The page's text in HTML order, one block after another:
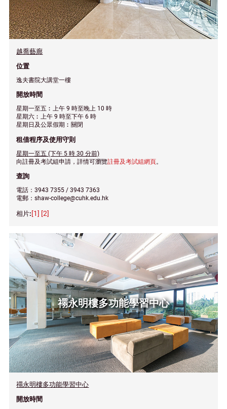
越喬藝廊
位置
逸夫書院大講堂一樓
開放時間
星期一至五︰上午 9 時至晚上 10 時
星期六︰上午 9 時至下午 6 時
星期日及公眾假期︰關閉
租借程序及使用守則
星期一至五 (下午 5 時 30 分前)
向註冊及考試組申請，詳情可瀏覽註冊及考試組網頁。
查詢
電話：3943 7355 / 3943 7363
電郵：shaw-college@cuhk.edu.hk
[1] [2]
禤永明樓多功能學習中心
禤永明樓多功能學習中心
開放時間